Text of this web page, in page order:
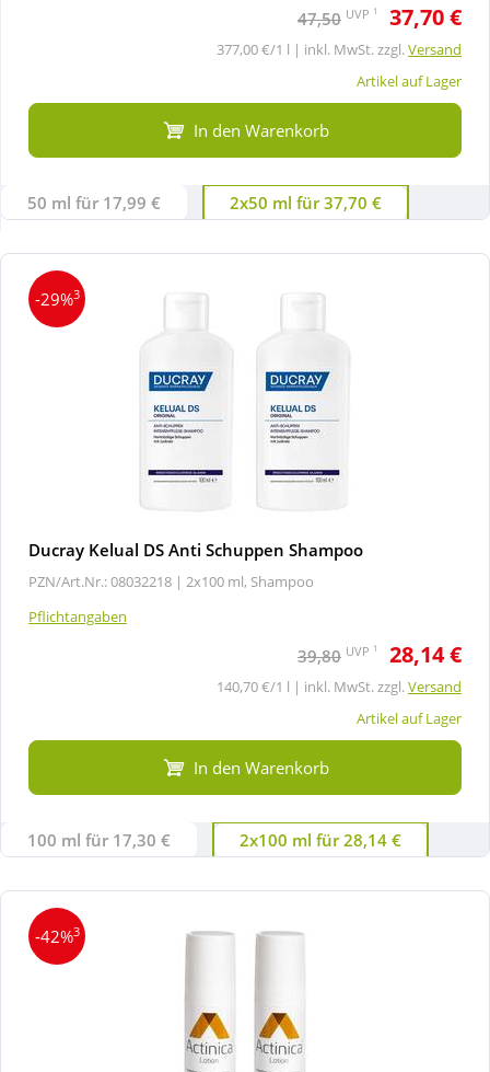
Tierbedarf
Wellness
47,50 UVP 1 37,70 €
377,00 €/1 l | inkl. MwSt. zzgl.Versand
Artikel auf Lager
In den Warenkorb
50 ml für 17,99 € 2x50 ml für 37,70 €
-29%3
Ducray Kelual DS Anti Schuppen Shampoo
PZN/Art.Nr.: 08032218 | 2x100 ml, Shampoo
Pflichtangaben
39,80 UVP 1 28,14 €
140,70 €/1 l | inkl. MwSt. zzgl.Versand
Artikel auf Lager
In den Warenkorb
100 ml für 17,30 € 2x100 ml für 28,14 €
-42%3